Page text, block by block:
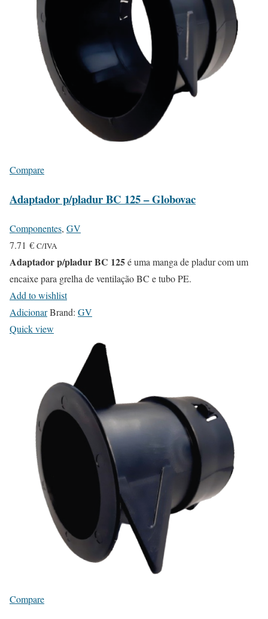
Compare
Adaptador p/pladur BC 125 – Globovac
Componentes, GV
7.71 € C/IVA
Adaptador p/pladur BC 125é uma manga de pladur com um
encaixe para grelha de ventilação BC e tubo PE.
Add to wishlist
AdicionarBrand: GV
Quick view
Compare